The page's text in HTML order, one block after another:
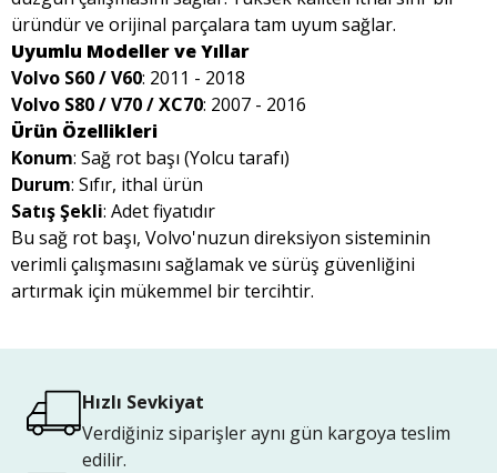
üründür ve orijinal parçalara tam uyum sağlar.
Uyumlu Modeller ve Yıllar
Volvo S60 / V60: 2011 - 2018
Volvo S80 / V70 / XC70: 2007 - 2016
Ürün Özellikleri
Konum: Sağ rot başı (Yolcu tarafı)
Durum: Sıfır, ithal ürün
Satış Şekli: Adet fiyatıdır
Bu sağ rot başı, Volvo'nuzun direksiyon sisteminin
verimli çalışmasını sağlamak ve sürüş güvenliğini
artırmak için mükemmel bir tercihtir.
Hızlı Sevkiyat
Verdiğiniz siparişler aynı gün kargoya teslim
edilir.